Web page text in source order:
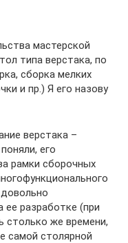
мастерской
типа верстака, по
сборка мелких
и пр.) Я его назову
верстака –
его
рамки сборочных
разработке (при
столько же времени,
самой столярной